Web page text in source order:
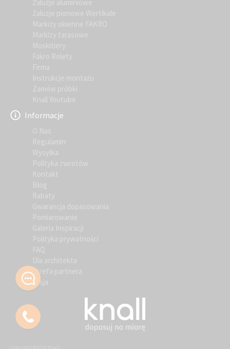
Żaluzje aluminiowe
Żaluzje pionowe Wertikale
Markizy okienne FAKRO
Markizy tarasowe
Moskitiery
Fakro Rolety
Firma
Instrukcje montażu
Zamów próbki
Knall Youtube
Informacje
O Nas
Regulamin
Wysyłka
Polityka zwrotów
Kontakt
Blog
Rabaty
Gwarancja dopasowania
Pomiarowanie
Galeria Inspiracji
Polityka prywatności
FAQ
Dla architekta
Strefa partnera
Misja